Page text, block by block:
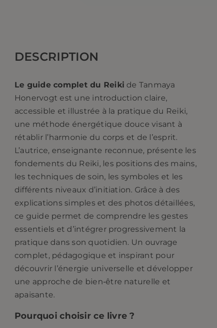
Tanmaya
DESCRIPTION
Le guide complet du Reiki de Tanmaya
Honervogt est une introduction claire,
accessible et illustrée à la pratique du Reiki,
une méthode énergétique douce visant à
rétablir l’harmonie du corps et de l’esprit.
L’autrice, enseignante reconnue, présente les
fondements du Reiki, les positions des mains,
les techniques de soin, les symboles et les
différents niveaux d’initiation. Grâce à des
explications simples et des photos détaillées,
ce guide permet de comprendre les gestes
essentiels et d’intégrer progressivement la
pratique dans son quotidien. Un ouvrage
complet, pédagogique et inspirant pour
découvrir l’énergie universelle et développer
une approche de bien‑être naturelle et
apaisante.
Pourquoi choisir ce livre ?